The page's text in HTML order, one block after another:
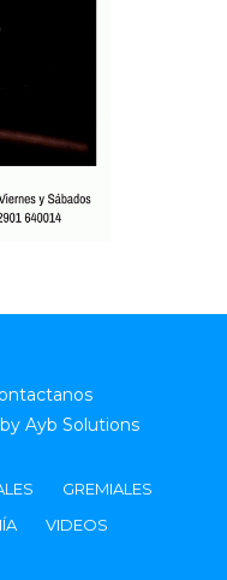
Ayb Solutions
GREMIALES
VIDEOS